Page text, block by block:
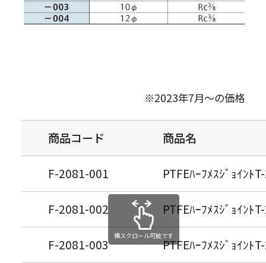
※2023年7月～の価格
商品コード 商品名
F-2081-001 PTFEﾊｰﾌﾒｽｼﾞｮｲﾝﾄ
F-2081-002 PTFEﾊｰﾌﾒｽｼﾞｮｲﾝﾄ
F-2081-003 PTFEﾊｰﾌﾒｽｼﾞｮｲﾝﾄ
横スクロール可能です